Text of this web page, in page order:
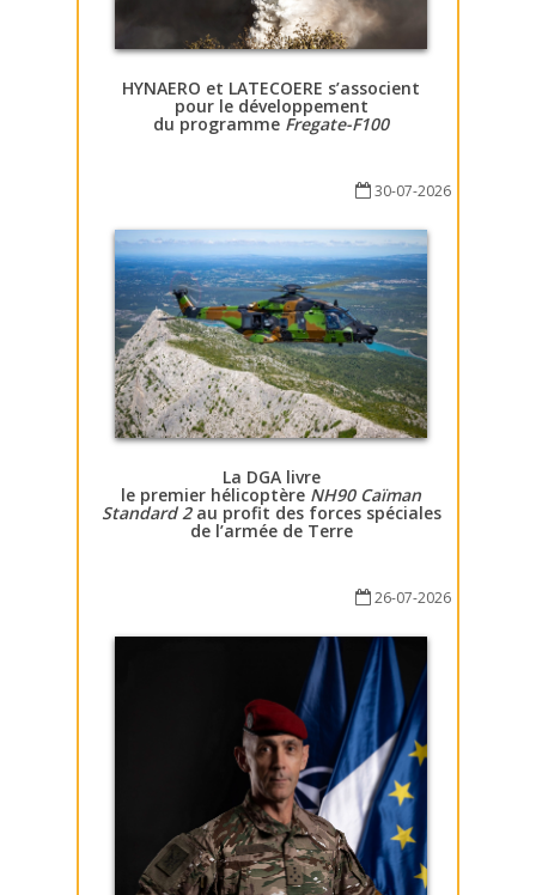
HYNAERO et LATECOERE s’associent
pour le développement
du programme Fregate-F100
30-07-2026
La DGA livre
le premier hélicoptère NH90 Caïman
Standard 2au profit des forces spéciales
de l’armée de Terre
26-07-2026